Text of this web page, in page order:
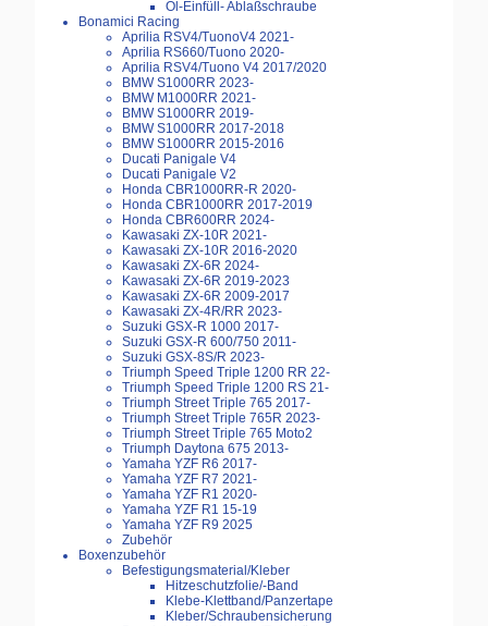
Öl-Einfüll- Ablaßschraube
Bonamici Racing
Aprilia RSV4/TuonoV4 2021-
Aprilia RS660/Tuono 2020-
Aprilia RSV4/Tuono V4 2017/2020
BMW S1000RR 2023-
BMW M1000RR 2021-
BMW S1000RR 2019-
BMW S1000RR 2017-2018
BMW S1000RR 2015-2016
Ducati Panigale V4
Ducati Panigale V2
Honda CBR1000RR-R 2020-
Honda CBR1000RR 2017-2019
Honda CBR600RR 2024-
Kawasaki ZX-10R 2021-
Kawasaki ZX-10R 2016-2020
Kawasaki ZX-6R 2024-
Kawasaki ZX-6R 2019-2023
Kawasaki ZX-6R 2009-2017
Kawasaki ZX-4R/RR 2023-
Suzuki GSX-R 1000 2017-
Suzuki GSX-R 600/750 2011-
Suzuki GSX-8S/R 2023-
Triumph Speed Triple 1200 RR 22-
Triumph Speed Triple 1200 RS 21-
Triumph Street Triple 765 2017-
Triumph Street Triple 765R 2023-
Triumph Street Triple 765 Moto2
Triumph Daytona 675 2013-
Yamaha YZF R6 2017-
Yamaha YZF R7 2021-
Yamaha YZF R1 2020-
Yamaha YZF R1 15-19
Yamaha YZF R9 2025
Zubehör
Boxenzubehör
Befestigungsmaterial/Kleber
Hitzeschutzfolie/-Band
Klebe-Klettband/Panzertape
Kleber/Schraubensicherung